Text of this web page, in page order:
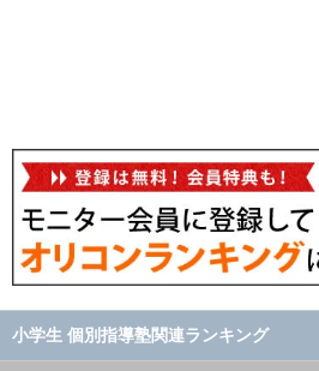
小学生 個別指導塾関連ランキング